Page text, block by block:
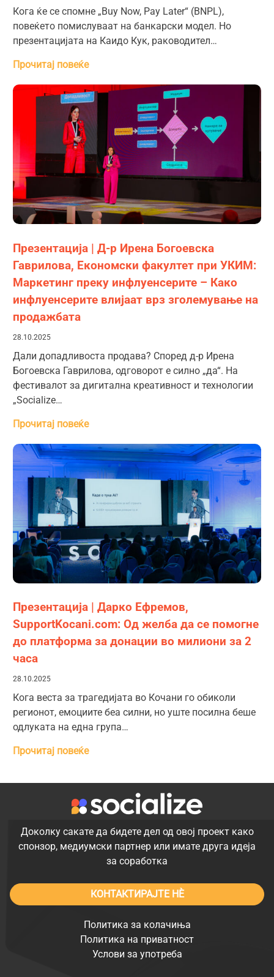
Кога ќе се спомне „Buy Now, Pay Later“ (BNPL),
повеќето помислуваат на банкарски модел. Но
презентацијата на Каидо Кук, раководител…
Прочитај повеќе
Презентација | Д-р Ирена Богоевска
Гаврилова, Економски факултет при УКИМ:
Маркетинг преку инфлуенсерите – Како
инфлуенсерите влијаат врз зголемување на
продажбата
28.10.2025
Дали допадливоста продава? Според д-р Ирена
Богоевска Гаврилова, одговорот е силно „да“. На
фестивалот за дигитална креативност и технологии
„Socialize…
Прочитај повеќе
Презентација | Дарко Ефремов,
SupportKocani.com: Од желба да се помогне
до платформа за донации во милиони за 2
часа
28.10.2025
Кога веста за трагедијата во Кочани го обиколи
регионот, емоциите беа силни, но уште посилна беше
одлуката на една група…
Прочитај повеќе
Доколку сакате да бидете дел од овој проект како
спонзор, медиумски партнер или имате друга идеја
за соработка
КОНТАКТИРАЈТЕ НÈ
Политика за колачиња
Политика на приватност
Услови за употреба